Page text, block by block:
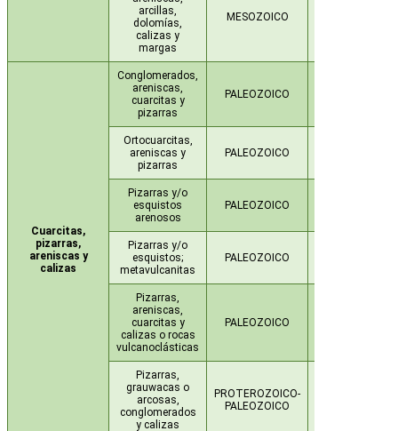
arcillas,
dolomías,
calizas y
margas
MESOZOICO
Cuarcitas,
pizarras,
areniscas y
calizas
Conglomerados,
areniscas,
cuarcitas y
pizarras
PALEOZOICO
Ortocuarcitas,
areniscas y
pizarras
PALEOZOICO
Pizarras y/o
esquistos
arenosos
PALEOZOICO
Pizarras y/o
esquistos;
metavulcanitas
PALEOZOICO
Pizarras,
areniscas,
cuarcitas y
calizas o rocas
vulcanoclásticas
PALEOZOICO
Pizarras,
grauwacas o
arcosas,
conglomerados
y calizas
PROTEROZOICO-
PALEOZOICO